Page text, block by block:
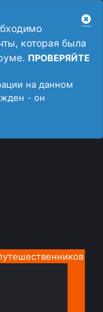
которая была
ПРОВЕРЯЙТЕ
на данном
- он